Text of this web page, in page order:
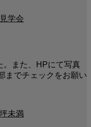
学会
。また、HPにて写真
までチェックをお願い
未満